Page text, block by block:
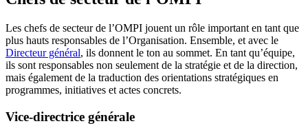
Les chefs de secteur de l’OMPI jouent un rôle important en tant que
plus hauts responsables de l’Organisation. Ensemble, et avec le
Directeur général, ils donnent le ton au sommet. En tant qu’équipe,
ils sont responsables non seulement de la stratégie et de la direction,
mais également de la traduction des orientations stratégiques en
programmes, initiatives et actes concrets.
Vice-directrice générale